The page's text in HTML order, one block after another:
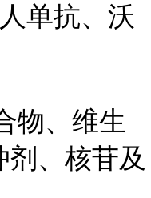
单抗、沃
物、维生
、核苷及